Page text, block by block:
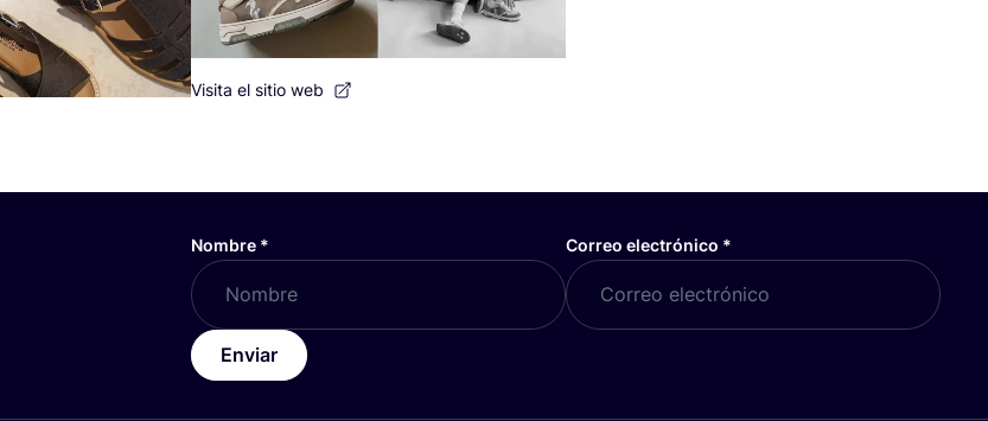
Visita el sitio web
Nombre * Correo electrónico *
Enviar